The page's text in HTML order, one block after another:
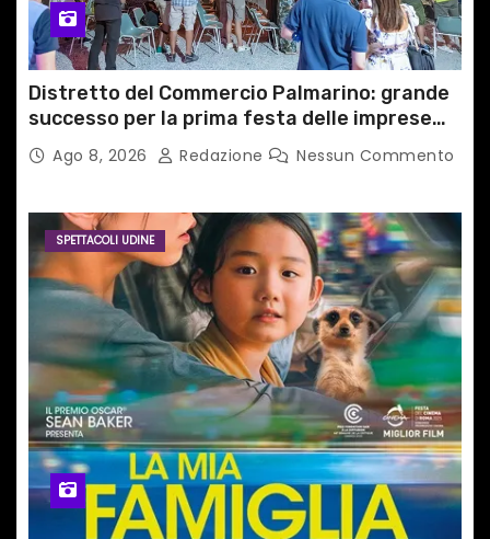
Distretto del Commercio Palmarino: grande
successo per la prima festa delle imprese
del territorio
Ago 8, 2026 Redazione Nessun Commento
SPETTACOLI UDINE